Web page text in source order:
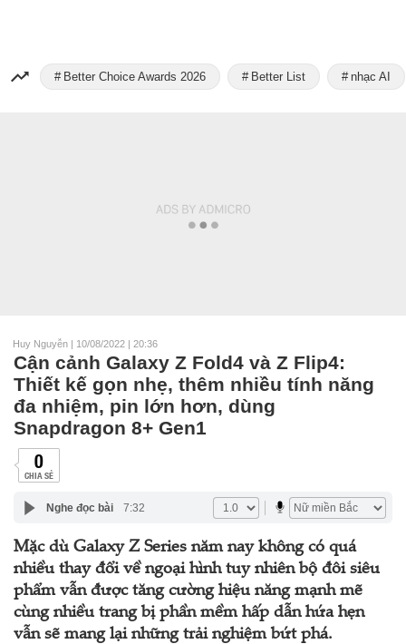
Better Choice Awards 2026 Better List nhạc AI
Huy Nguyễn | 10/08/2022 | 20:36
Cận cảnh Galaxy Z Fold4 và Z Flip4:
Thiết kế gọn nhẹ, thêm nhiều tính năng
đa nhiệm, pin lớn hơn, dùng
Snapdragon 8+ Gen1
0
CHIA SẺ
Nghe đọc bài 7:32
Mặc dù Galaxy Z Series năm nay không có quá
nhiều thay đổi về ngoại hình tuy nhiên bộ đôi siêu
phẩm vẫn được tăng cường hiệu năng mạnh mẽ
cùng nhiều trang bị phần mềm hấp dẫn hứa hẹn
vẫn sẽ mang lại những trải nghiệm bứt phá.